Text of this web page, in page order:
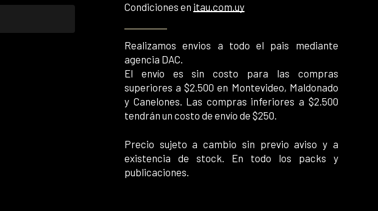
Condiciones en itau.com.uy
Realizamos envios a todo el pais mediante
agencia DAC.
El envío es sin costo para las compras
superiores a $2.500 en Montevideo, Maldonado
y Canelones. Las compras inferiores a $2.500
tendrán un costo de envío de $250.
Precio sujeto a cambio sin previo aviso y a
existencia de stock. En todo los packs y
publicaciones.